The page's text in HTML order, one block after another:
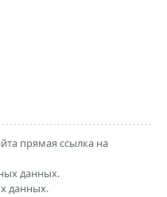
прямая ссылка на
данных.
данных.